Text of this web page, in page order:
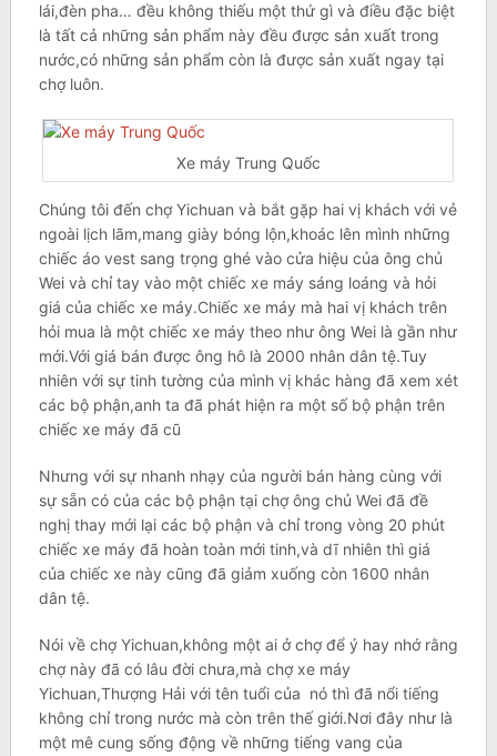
lái,đèn pha… đều không thiếu một thứ gì và điều đặc biệt
là tất cả những sản phẩm này đều được sản xuất trong
nước,có những sản phẩm còn là được sản xuất ngay tại
chợ luôn.
Xe máy Trung Quốc
Chúng tôi đến chợ Yichuan và bắt gặp hai vị khách với vẻ
ngoài lịch lãm,mang giày bóng lộn,khoác lên mình những
chiếc áo vest sang trọng ghé vào cửa hiệu của ông chủ
Wei và chỉ tay vào một chiếc xe máy sáng loáng và hỏi
giá của chiếc xe máy.Chiếc xe máy mà hai vị khách trên
hỏi mua là một chiếc xe máy theo như ông Wei là gần như
mới.Với giá bán được ông hô là 2000 nhân dân tệ.Tuy
nhiên với sự tinh tường của mình vị khác hàng đã xem xét
các bộ phận,anh ta đã phát hiện ra một số bộ phận trên
chiếc xe máy đã cũ
Nhưng với sự nhanh nhạy của người bán hàng cùng với
sự sẵn có của các bộ phận tại chợ ông chủ Wei đã đề
nghị thay mới lại các bộ phận và chỉ trong vòng 20 phút
chiếc xe máy đã hoàn toàn mới tinh,và dĩ nhiên thì giá
của chiếc xe này cũng đã giảm xuống còn 1600 nhân
dân tệ.
Nói về chợ Yichuan,không một ai ở chợ để ý hay nhớ rằng
chợ này đã có lâu đời chưa,mà chợ xe máy
Yichuan,Thượng Hải với tên tuổi của nó thì đã nổi tiếng
không chỉ trong nước mà còn trên thế giới.Nơi đây như là
một mê cung sống động về những tiếng vang của